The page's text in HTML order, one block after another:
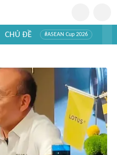
CHỦ ĐỀ #ASEAN Cup 2026